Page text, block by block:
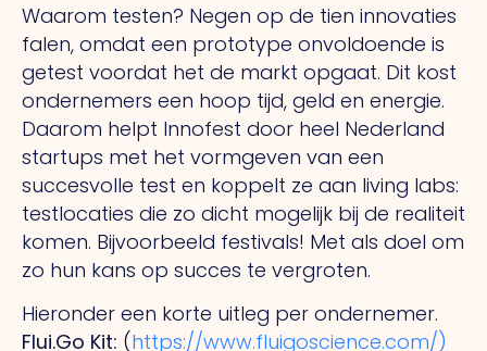
Waarom testen? Negen op de tien innovaties
falen, omdat een prototype onvoldoende is
getest voordat het de markt opgaat. Dit kost
ondernemers een hoop tijd, geld en energie.
Daarom helpt Innofest door heel Nederland
startups met het vormgeven van een
succesvolle test en koppelt ze aan living labs:
testlocaties die zo dicht mogelijk bij de realiteit
komen. Bijvoorbeeld festivals! Met als doel om
zo hun kans op succes te vergroten.
Hieronder een korte uitleg per ondernemer.
Flui.Go Kit: (https://www.fluigoscience.com/)